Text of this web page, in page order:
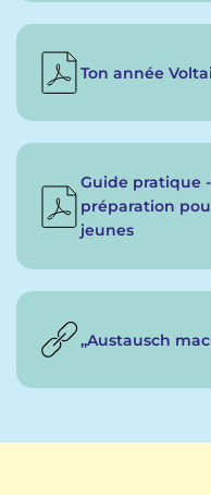
Ton année
Guide pratique
préparation
jeunes
„Austausch